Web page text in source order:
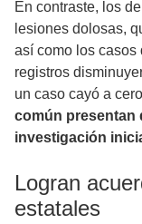
En contraste, los
lesiones dolosas,
así como los casos
registros
un caso cayó a
común presentan
investigación
Logran
estatales